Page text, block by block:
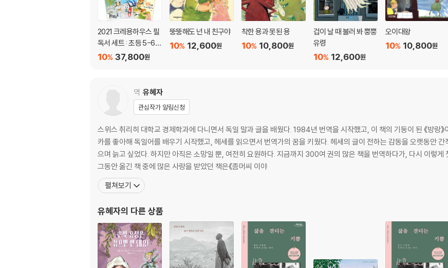
2021 크레용하우스 필
독서 세트 : 초등 5-6학
년
37,800원
10%
뚱뚱해도 넌 내 친구야
12,600원
10%
착한 용과 못된 용
10,800원
10%
겁이 날 때 불러 봐 뿡뿡
유령
12,600원
10%
오이대왕
10,800원
10%
역 유혜자
관심작가 알림신청
스위스 취리히 대학교 경제학과에 다니면서 독일 말과 글을 배웠다. 1984년 번역을 시작했고, 이 책의 기둥이 된 《방랑
카를 좋아해 독일어를 배우기 시작했고, 헤세를 읽으면서 번역가의 꿈을 키웠다. 헤세의 글이 전하는 감동을 오랫동안 간직하고 싶었고, 그의 얼굴에 번지는 맑은 미소를 닮
으며 늙고 싶었다. 하지만 아직은 소망일 뿐, 여전히 요원하다. 지금까지 300여 권의 많은 책을 번역하다가, 다시 이렇게
그동안 옮긴 책 중에 많은 사랑을 받았던 책은《좀머씨 이야
펼쳐보기
유혜자의 다른 상품